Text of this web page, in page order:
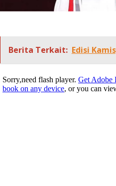
Berita Terkait: Edisi